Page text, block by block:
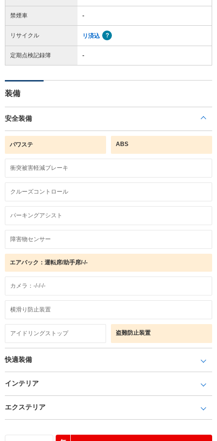
禁煙車 -
リサイクル リ済込
定期点検記録簿 -
装備
安全装備
パワステ ABS
衝突被害軽減ブレーキ
クルーズコントロール
パーキングアシスト
障害物センサー
エアバック：運転席/助手席/-/-
カメラ：-/-/-/-
横滑り防止装置
アイドリングストップ 盗難防止装置
快適装備
インテリア
エクステリア